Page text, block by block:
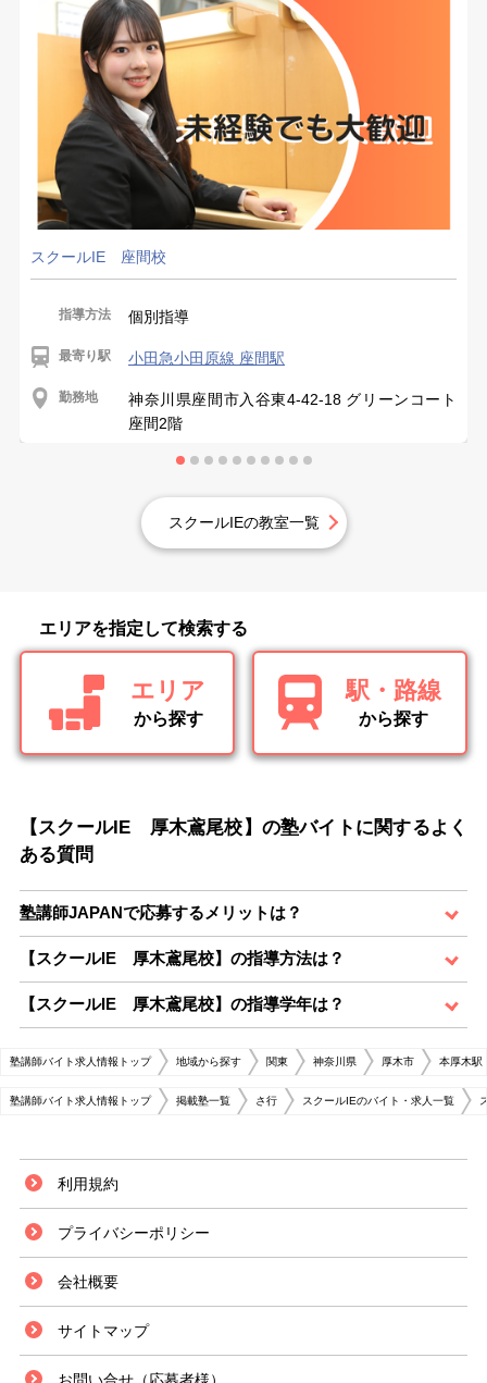
スクールIE 座間校
指導方法 個別指導
最寄り駅 小田急小田原線 座間駅
勤務地
神奈川県座間市入谷東4-42-18 グリーンコート
座間2階
スクールIEの教室一覧
エリアを指定して検索する
エリア
から探す
駅・路線
から探す
【スクールIE 厚木鳶尾校】の塾バイトに関するよく
ある質問
塾講師JAPANで応募するメリットは？
【スクールIE 厚木鳶尾校】の指導方法は？
【スクールIE 厚木鳶尾校】の指導学年は？
塾講師バイト求人情報トップ 地域から探す 関東 神奈川県 厚木市 本厚木駅
塾講師バイト求人情報トップ 掲載塾一覧 さ行 スクールIEのバイト・求人一覧
利用規約
プライバシーポリシー
会社概要
サイトマップ